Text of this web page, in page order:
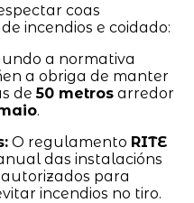
coas
incendios e coidado:
a normativa
a obriga de manter
de50 metrosarredor
.
O regulamento RITE
das instalacións
para
incendios no tiro.